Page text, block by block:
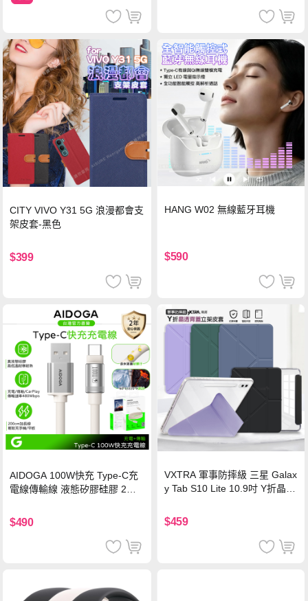
CITY VIVO Y31 5G 浪漫都會支
架皮套-黑色
$399
HANG W02 無線藍牙耳機
$590
AIDOGA 100W快充 Type-C充
電線傳輸線 液態矽膠硅膠 2M
$490
VXTRA 軍事防摔級 三星 Galax
y Tab S10 Lite 10.9吋 Y折晶透
$459